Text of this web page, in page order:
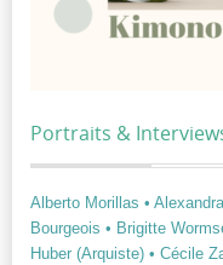
Portraits &
Alberto Morillas •
Bourgeois • Brigitte
Huber (Arquiste) • Cécile